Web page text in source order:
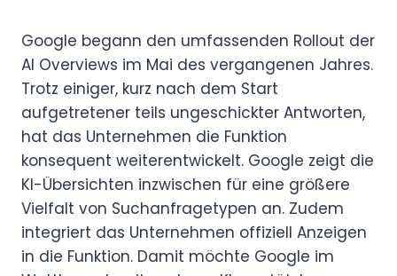
Google begann den umfassenden Rollout der
AI Overviews im Mai des vergangenen Jahres.
Trotz einiger, kurz nach dem Start
aufgetretener teils ungeschickter Antworten,
hat das Unternehmen die Funktion
konsequent weiterentwickelt. Google zeigt die
KI-Übersichten inzwischen für eine größere
Vielfalt von Suchanfragetypen an. Zudem
integriert das Unternehmen offiziell Anzeigen
in die Funktion. Damit möchte Google im